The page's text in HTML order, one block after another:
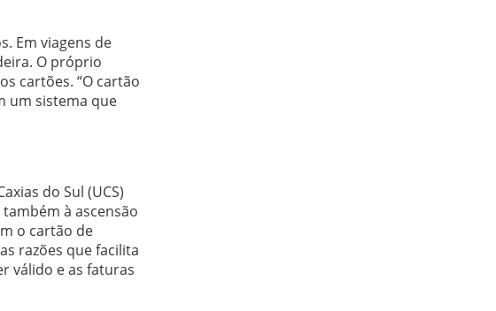
Em viagens de
O próprio
cartões. “O cartão
um sistema que
do Sul (UCS)
à ascensão
o cartão de
razões que facilita
válido e as faturas